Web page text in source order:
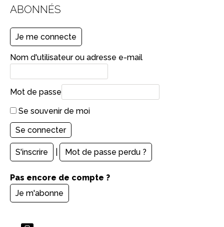
ABONNÉS
Je me connecte
Nom d'utilisateur ou adresse e-mail
Mot de passe
Se souvenir de moi
S'inscrire Mot de passe perdu ?
Pas encore de compte ?
Je m'abonne